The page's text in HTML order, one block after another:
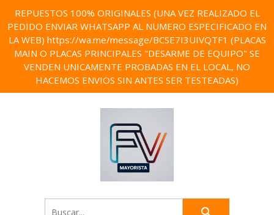
REPUESTOS 100% ORIGINALES (UNA VEZ REALIZADO EL
PEDIDO ENVIAR WHATSAPP AL NUMERO ESPECIFICADO EN
LA WEB) https://wa.me/message/BCSE7I3UIVQTF1 (PLACAS
MAIN O PLACAS PRINCIPALES "DESARME DE EQUIPO" SE
VENDEN UNICAMENTE PROBADAS EN EL LOCAL, NO
HACEMOS ENVIOS SIN ANTES SER TESTEADAS)